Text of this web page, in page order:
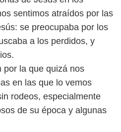
sentimos atraídos por las
se preocupaba por los
a los perdidos, y
por la que quizá nos
en las que lo vemos
rodeos, especialmente
de su época y algunas